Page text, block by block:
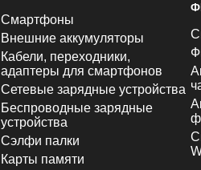
Смартфоны
Внешние аккумуляторы
Кабели, переходники,
адаптеры для смартфонов
Сетевые зарядные устройства
Беспроводные зарядные
устройства
Сэлфи палки
Карты памяти